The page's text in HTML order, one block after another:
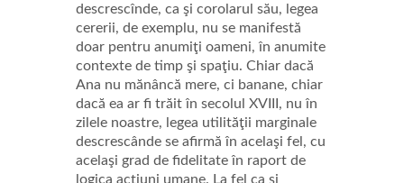
descrescînde, ca şi corolarul său, legea
cererii, de exemplu, nu se manifestă
doar pentru anumiţi oameni, în anumite
contexte de timp şi spaţiu. Chiar dacă
Ana nu mănâncă mere, ci banane, chiar
dacă ea ar fi trăit în secolul XVIII, nu în
zilele noastre, legea utilităţii marginale
descrescânde se afirmă în acelaşi fel, cu
acelaşi grad de fidelitate în raport de
logica acţiuni umane. La fel ca şi